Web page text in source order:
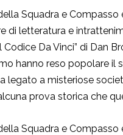
Squadra e Compasso
di letteratura e
Codice Da Vinci” di Dan
hanno reso popolare il
legato a misteriose
prova storica che
Squadra e Compasso